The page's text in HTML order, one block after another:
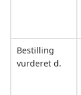
Bestilling
vurderet d.